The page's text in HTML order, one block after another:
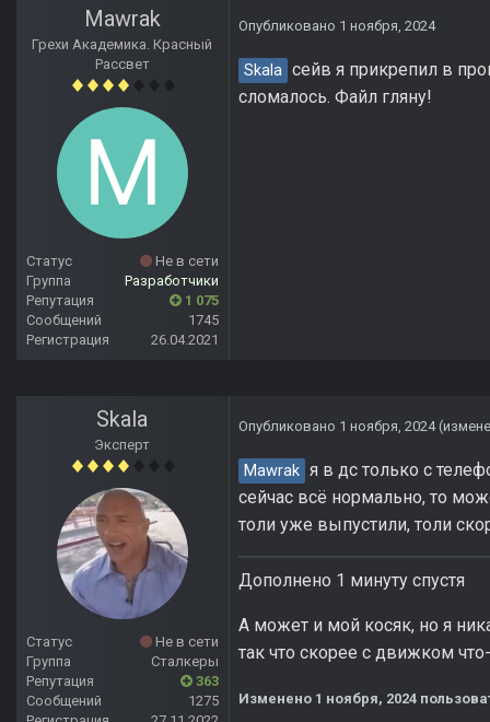
Mawrak
Грехи Академика. Красный
Рассвет
Статус
Не в сети
Группа
Разработчики
Репутация
1 075
Сообщений
1745
Регистрация
26.04.2021
Опубликовано 1 ноября, 2024
Skala сейв я прикрепил в
сломалось. Файл гляну!
Skala
Эксперт
Статус
Не в сети
Группа
Сталкеры
Репутация
363
Сообщений
1275
Опубликовано 1 ноября, 2024
Mawrak я в дс только с
сейчас всё нормально, то
толи уже выпустили, толи
Дополнено 1 минуту спустя
А может и мой косяк, но я
так что скорее с движком
Изменено 1 ноября, 2024